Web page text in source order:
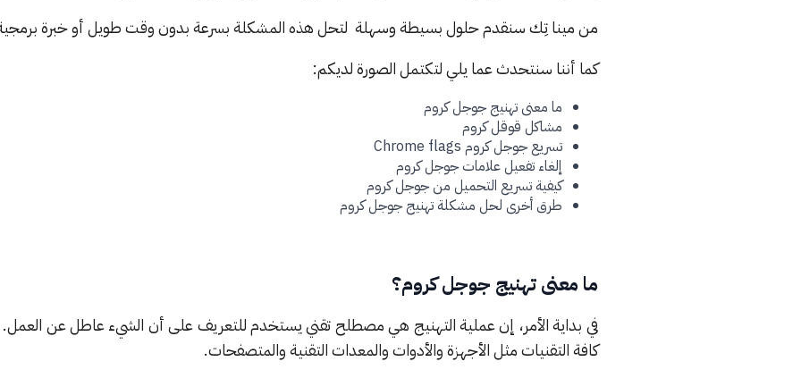
من مينا تِك سنقدم حلول بسيطة وسهلة لتحل هذه المشكلة بسرعة بدون وقت طويل أو خبرة
كما أننا سنتحدث عما يلي لتكتمل الصورة لديكم:
ما معنى تهنيج جوجل كروم
مشاكل قوقل كروم
تسريع جوجل كروم Chrome flags
إلغاء تفعيل علامات جوجل كروم
كيفية تسريع التحميل من جوجل كروم
طرق أخرى لحل مشكلة تهنيج جوجل كروم
ما معنى تهنيج جوجل كروم؟
في بداية الأمر، إن عملية التهنيج هي مصطلح تقني يستخدم للتعريف على أن الشيء عاطل عن
كافة التقنيات مثل الأجهزة والأدوات والمعدات التقنية والمتصفحات.